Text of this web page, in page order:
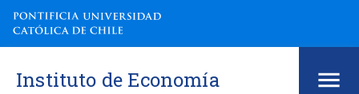
Instituto de Economía